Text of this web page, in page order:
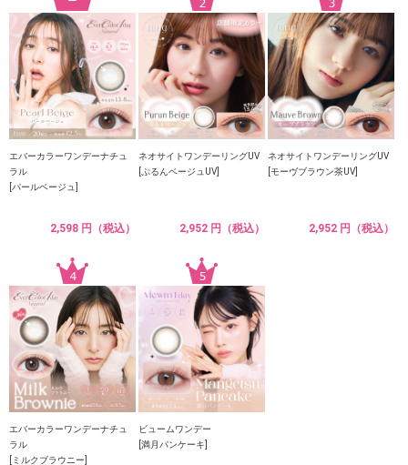
エバーカラーワンデーナチュ
ラル
[パールベージュ]
2,598 円（税込）
ネオサイトワンデーリングUV
[ぷるんベージュUV]
2,952 円（税込）
ネオサイトワンデーリングUV
[モーヴブラウン茶UV]
2,952 円（税込）
エバーカラーワンデーナチュ
ラル
[ミルクブラウニー]
ビュームワンデー
[満月パンケーキ]